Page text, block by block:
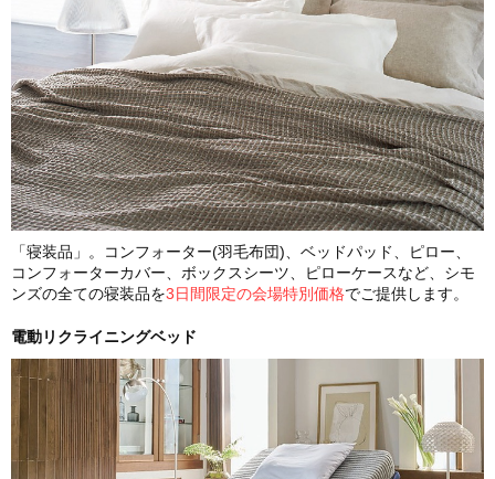
「寝装品」。コンフォーター(羽毛布団)、ベッドパッド、ピロー、
コンフォーターカバー、ボックスシーツ、ピローケースなど、シモ
ンズの全ての寝装品を3日間限定の会場特別価格でご提供します。
電動リクライニングベッド